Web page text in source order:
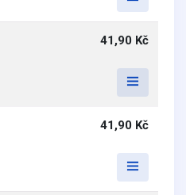
41,90 Kč
41,90 Kč